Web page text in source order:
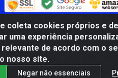
coleta cookies próprios e
uma experiência
relevante de acordo com o
nosso site.
Negar não essenciais
CBP MACEDO